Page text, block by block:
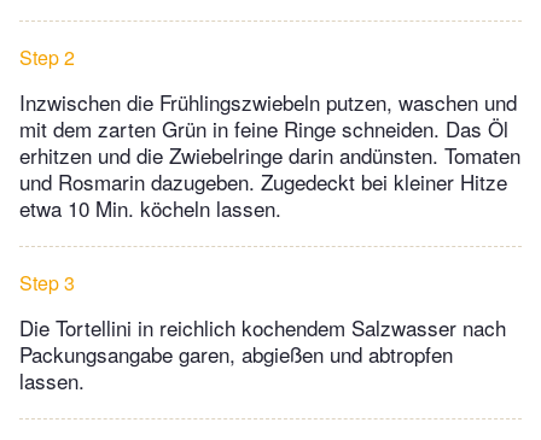
Step 2
Inzwischen die Frühlingszwiebeln putzen, waschen und
mit dem zarten Grün in feine Ringe schneiden. Das Öl
erhitzen und die Zwiebelringe darin andünsten. Tomaten
und Rosmarin dazugeben. Zugedeckt bei kleiner Hitze
etwa 10 Min. köcheln lassen.
Step 3
Die Tortellini in reichlich kochendem Salzwasser nach
Packungsangabe garen, abgießen und abtropfen
lassen.